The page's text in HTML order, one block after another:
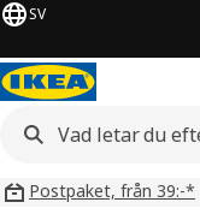
SV
Postpaket, från 39:-*